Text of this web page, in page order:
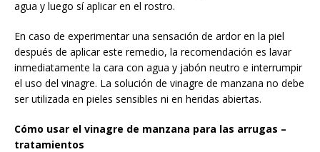
agua y luego sí aplicar en el rostro.
En caso de experimentar una sensación de ardor en la piel
después de aplicar este remedio, la recomendación es lavar
inmediatamente la cara con agua y jabón neutro e interrumpir
el uso del vinagre. La solución de vinagre de manzana no debe
ser utilizada en pieles sensibles ni en heridas abiertas.
Cómo usar el vinagre de manzana para las arrugas –
tratamientos